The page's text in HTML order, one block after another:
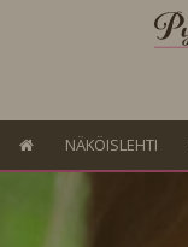
NÄKÖISLEHTI